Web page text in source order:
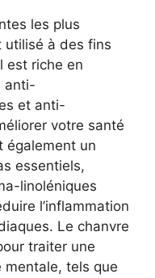
les plus
utilisé à des fins
est riche en
anti-
et anti-
votre santé
également un
essentiels,
linoléniques
l’inflammation
Le chanvre
traiter une
tels que